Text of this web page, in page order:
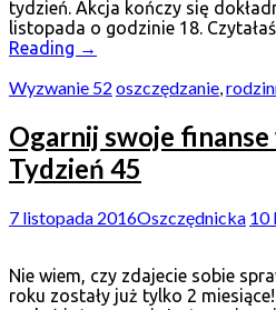
tydzień. Akcja kończy się
listopada o godzinie 18.
Reading →
Wyzwanie 52 oszczędzanie,
Ogarnij swoje
Tydzień 45
7 listopada 2016Oszczędnicka 10
Nie wiem, czy zdajecie sobie
roku zostały już tylko 2